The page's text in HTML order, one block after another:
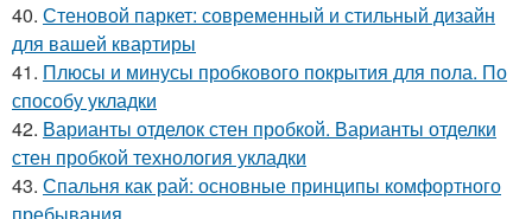
40. Стеновой паркет: современный и стильный дизайн
для вашей квартиры
41. Плюсы и минусы пробкового покрытия для пола. По
способу укладки
42. Варианты отделок стен пробкой. Варианты отделки
стен пробкой технология укладки
43. Спальня как рай: основные принципы комфортного
пребывания